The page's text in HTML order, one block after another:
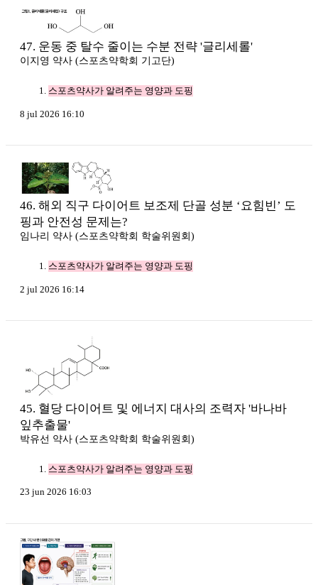
47. 운동 중 탈수 줄이는 수분 전략 '글리세롤'
이지영 약사 (스포츠약학회 기고단)
스포츠약사가 알려주는 영양과 도핑
8 jul 2026 16:10
46. 해외 직구 다이어트 보조제 단골 성분 ‘요힘빈’ 도
핑과 안전성 문제는?
임나리 약사 (스포츠약학회 학술위원회)
스포츠약사가 알려주는 영양과 도핑
2 jul 2026 16:14
45. 혈당 다이어트 및 에너지 대사의 조력자 '바나바
잎추출물'
박유선 약사 (스포츠약학회 학술위원회)
스포츠약사가 알려주는 영양과 도핑
23 jun 2026 16:03